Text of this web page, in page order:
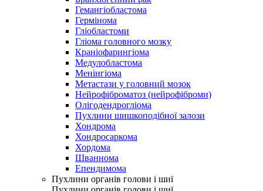
Гемангіобластома
Гермінома
Гліобластоми
Гліома головного мозку
Краніофарингіома
Медулобластома
Менінгіома
Метастази у головний мозок
Нейрофіброматоз (нейрофіброми)
Олігодендрогліома
Пухлини шишкоподібної залози
Хондрома
Хондросаркома
Хордома
Шваннома
Епендимома
Пухлини органів голови і шиї